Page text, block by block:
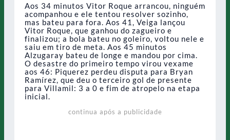
Aos 34 minutos Vitor Roque arrancou, ninguém
acompanhou e ele tentou resolver sozinho,
mas bateu para fora. Aos 41, Veiga lançou
Vitor Roque, que ganhou do zagueiro e
finalizou; a bola bateu no goleiro, voltou nele e
saiu em tiro de meta. Aos 45 minutos
Alzugaray bateu de longe e mandou por cima.
O desastre do primeiro tempo virou vexame
aos 46: Piquerez perdeu disputa para Bryan
Ramírez, que deu o terceiro gol de presente
para Villamil: 3 a 0 e fim de atropelo na etapa
inicial.
continua após a publicidade